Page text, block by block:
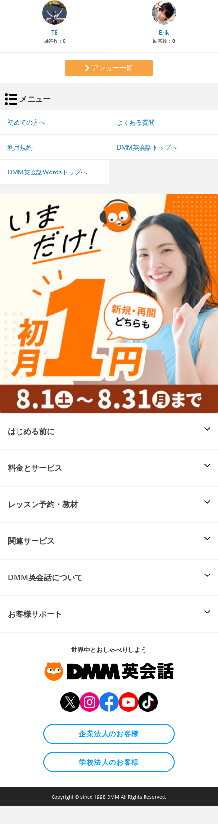
TE
回答数： 0
Erik
回答数： 0
アンカー一覧
メニュー
初めての方へ よくある質問
利用規約 DMM英会話トップへ
DMM英会話Wordsトップへ
はじめる前に
料金とサービス
レッスン予約・教材
関連サービス
DMM英会話について
お客様サポート
世界中とおしゃべりしよう
企業法人のお客様
学校法人のお客様
Copyright © since 1998 DMM All Rights Reserved.